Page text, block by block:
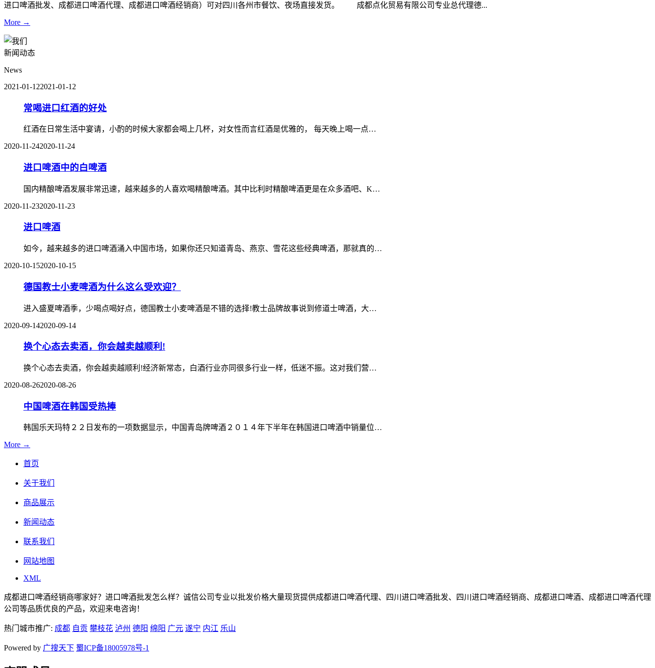
进口啤酒批发、成都进口啤酒代理、成都进口啤酒经销商）可对四川各州市餐饮、夜场直接发货。 成都点化贸易有限公司专业总代理德...
More →
新闻动态
News
2021-01-122021-01-12
常喝进口红酒的好处
红酒在日常生活中宴请，小酌的时候大家都会喝上几杯，对女性而言红酒是优雅的， 每天晚上喝一点…
2020-11-242020-11-24
进口啤酒中的白啤酒
国内精酿啤酒发展非常迅速，越来越多的人喜欢喝精酿啤酒。其中比利时精酿啤酒更是在众多酒吧、K…
2020-11-232020-11-23
进口啤酒
如今，越来越多的进口啤酒涌入中国市场，如果你还只知道青岛、燕京、雪花这些经典啤酒，那就真的…
2020-10-152020-10-15
德国教士小麦啤酒为什么这么受欢迎？
进入盛夏啤酒季，少喝点喝好点，德国教士小麦啤酒是不错的选择!教士品牌故事说到修道士啤酒，大…
2020-09-142020-09-14
换个心态去卖酒，你会越卖越顺利!
换个心态去卖酒，你会越卖越顺利!经济新常态，白酒行业亦同很多行业一样，低迷不振。这对我们营…
2020-08-262020-08-26
中国啤酒在韩国受热捧
韩国乐天玛特２２日发布的一项数据显示，中国青岛牌啤酒２０１４年下半年在韩国进口啤酒中销量位…
More →
首页
关于我们
商品展示
新闻动态
联系我们
网站地图
XML
成都进口啤酒经销商哪家好？进口啤酒批发怎么样？诚信公司专业以批发价格大量现货提供成都进口啤酒代理、四川进口啤酒批发、四川进口啤酒经销商、成都进口啤酒、成都进口啤酒代理
公司等品质优良的产品，欢迎来电咨询！
热门城市推广: 成都 自贡 攀枝花 泸州 德阳 绵阳 广元 遂宁 内江 乐山
Powered by 广搜天下 蜀ICP备18005978号-1